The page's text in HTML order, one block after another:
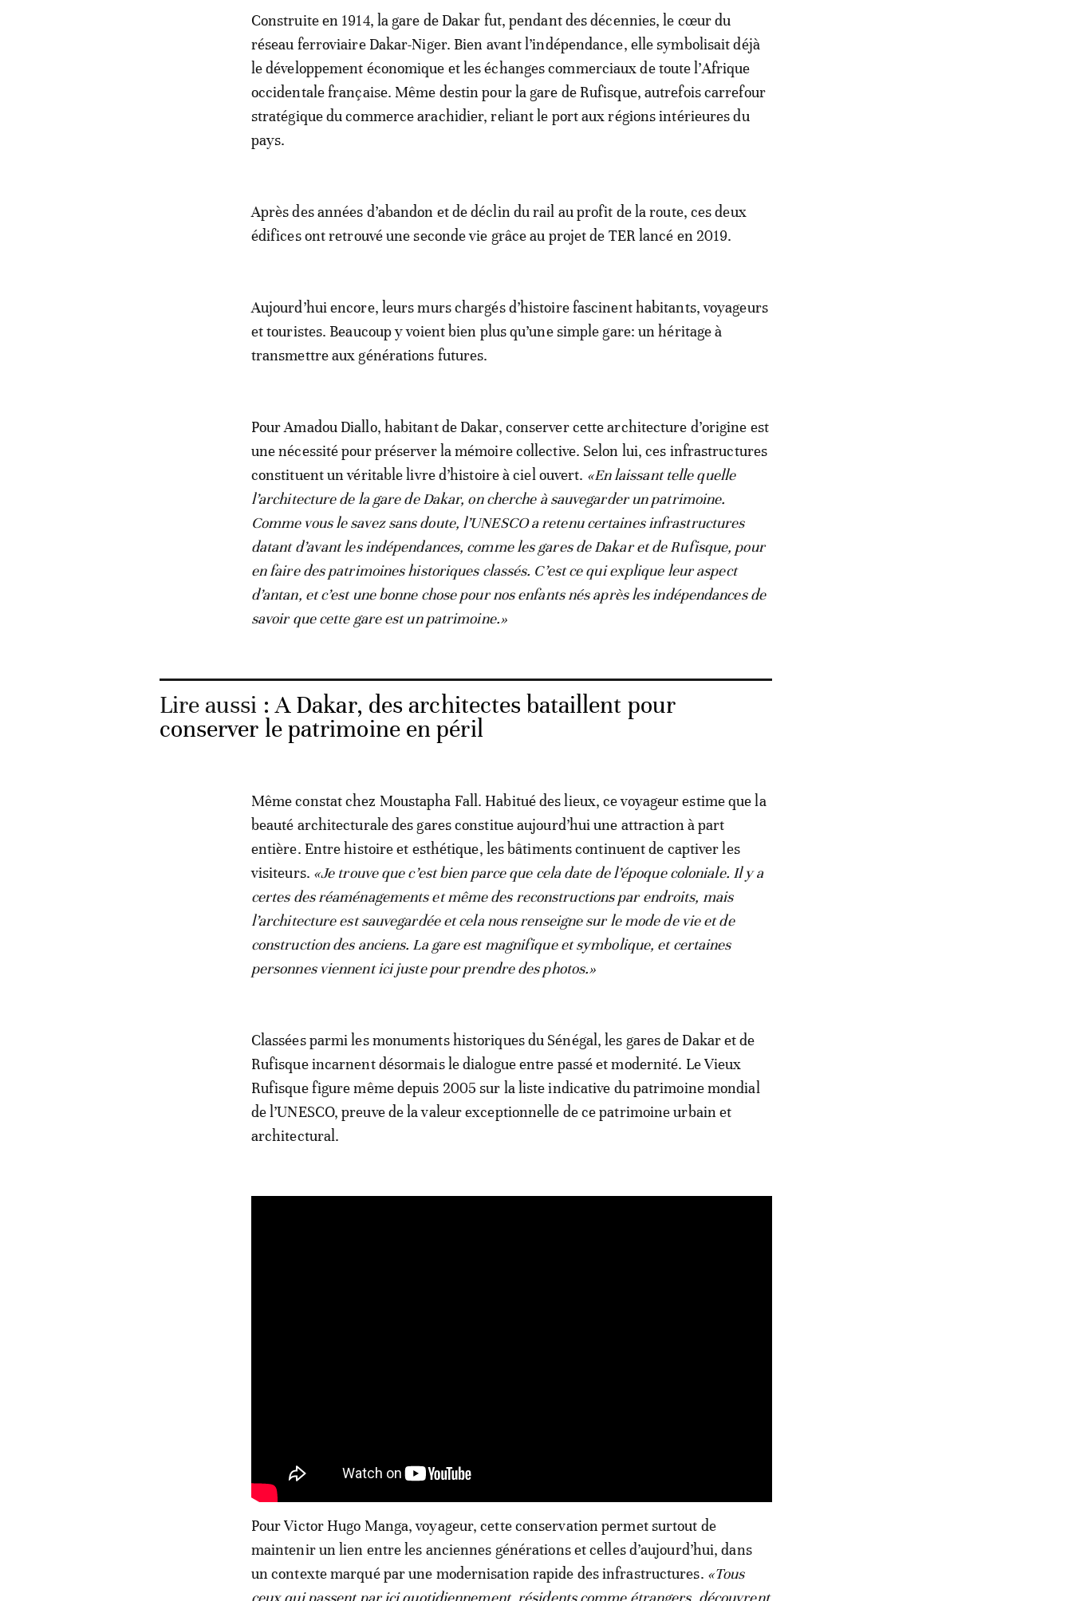
Construite en 1914, la gare de Dakar fut, pendant des décennies, le cœur du
réseau ferroviaire Dakar-Niger. Bien avant l’indépendance, elle symbolisait déjà
le développement économique et les échanges commerciaux de toute l’Afrique
occidentale française. Même destin pour la gare de Rufisque, autrefois carrefour
stratégique du commerce arachidier, reliant le port aux régions intérieures du
pays.
Après des années d’abandon et de déclin du rail au profit de la route, ces deux
édifices ont retrouvé une seconde vie grâce au projet de TER lancé en 2019.
Aujourd’hui encore, leurs murs chargés d’histoire fascinent habitants, voyageurs
et touristes. Beaucoup y voient bien plus qu’une simple gare: un héritage à
transmettre aux générations futures.
Pour Amadou Diallo, habitant de Dakar, conserver cette architecture d’origine est
une nécessité pour préserver la mémoire collective. Selon lui, ces infrastructures
constituent un véritable livre d’histoire à ciel ouvert. «En laissant telle quelle
l’architecture de la gare de Dakar, on cherche à sauvegarder un patrimoine.
Comme vous le savez sans doute, l’UNESCO a retenu certaines infrastructures
datant d’avant les indépendances, comme les gares de Dakar et de Rufisque, pour
en faire des patrimoines historiques classés. C’est ce qui explique leur aspect
d’antan, et c’est une bonne chose pour nos enfants nés après les indépendances de
savoir que cette gare est un patrimoine.»
Lire aussi :A Dakar, des architectes bataillent pour
conserver le patrimoine en péril
Même constat chez Moustapha Fall. Habitué des lieux, ce voyageur estime que la
beauté architecturale des gares constitue aujourd’hui une attraction à part
entière. Entre histoire et esthétique, les bâtiments continuent de captiver les
visiteurs. «Je trouve que c’est bien parce que cela date de l’époque coloniale. Il y a
certes des réaménagements et même des reconstructions par endroits, mais
l’architecture est sauvegardée et cela nous renseigne sur le mode de vie et de
construction des anciens. La gare est magnifique et symbolique, et certaines
personnes viennent ici juste pour prendre des photos.»
Classées parmi les monuments historiques du Sénégal, les gares de Dakar et de
Rufisque incarnent désormais le dialogue entre passé et modernité. Le Vieux
Rufisque figure même depuis 2005 sur la liste indicative du patrimoine mondial
de l’UNESCO, preuve de la valeur exceptionnelle de ce patrimoine urbain et
architectural.
Pour Victor Hugo Manga, voyageur, cette conservation permet surtout de
maintenir un lien entre les anciennes générations et celles d’aujourd’hui, dans
un contexte marqué par une modernisation rapide des infrastructures. «Tous
ceux qui passent par ici quotidiennement, résidents comme étrangers, découvrent